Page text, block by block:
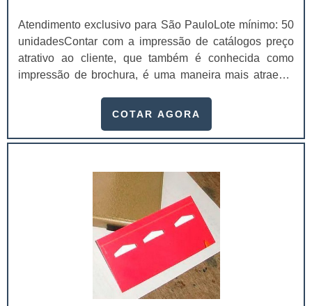
Atendimento exclusivo para São PauloLote mínimo: 50
unidadesContar com a impressão de catálogos preço
atrativo ao cliente, que também é conhecida como
impressão de brochura, é uma maneira mais atraente
empresa e os produtos que ela oferece.Além disso, é
detalhes possíveis estes produtos e também as
de consumo dos clientes seja extremamente alt.
COTAR AGORA